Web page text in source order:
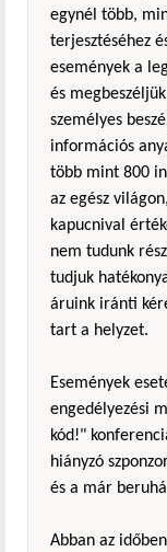
egynél több,
terjesztéséhez
események a
és
személyes
információs
több mint 800
az egész
kapucnival
nem tudunk
tudjuk
áruink iránti
tart a helyzet.
Események
engedélyezési
kód!"
hiányzó
és a már
Abban az